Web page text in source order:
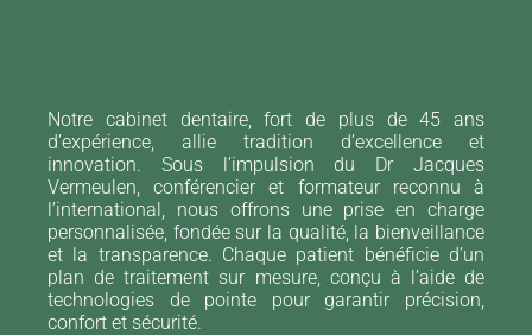
Notre cabinet dentaire, fort de plus de 45 ans
d’expérience, allie tradition d’excellence et
innovation. Sous l’impulsion du Dr Jacques
Vermeulen, conférencier et formateur reconnu à
l’international, nous offrons une prise en charge
personnalisée, fondée sur la qualité, la bienveillance
et la transparence. Chaque patient bénéficie d’un
plan de traitement sur mesure, conçu à l’aide de
technologies de pointe pour garantir précision,
confort et sécurité.